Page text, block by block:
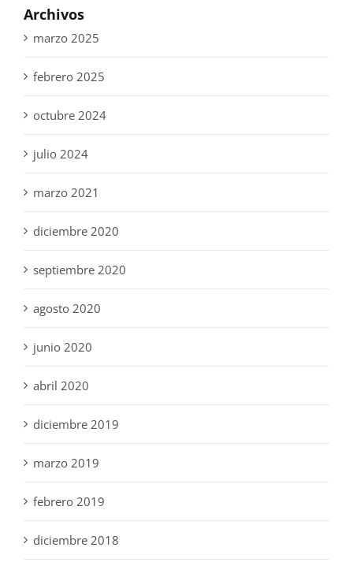
Archivos
marzo 2025
febrero 2025
octubre 2024
julio 2024
marzo 2021
diciembre 2020
septiembre 2020
agosto 2020
junio 2020
abril 2020
diciembre 2019
marzo 2019
febrero 2019
diciembre 2018